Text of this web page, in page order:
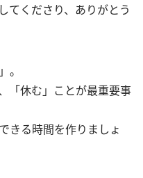
てくださり、ありがとう
。
「休む」ことが最重要事
きる時間を作りましょ